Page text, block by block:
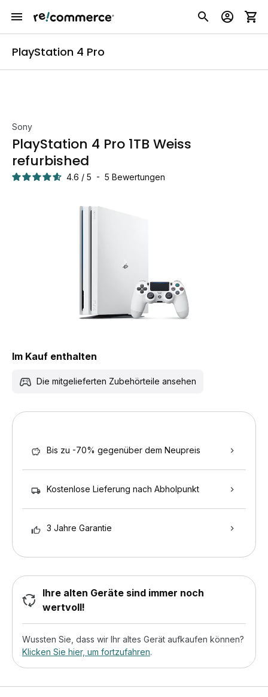
PlayStation 4 Pro
Sony
PlayStation 4 Pro 1TB Weiss
refurbished
4.6 / 5 - 5 Bewertungen
Im Kauf enthalten
Die mitgelieferten Zubehörteile ansehen
Bis zu -70% gegenüber dem Neupreis
Kostenlose Lieferung nach Abholpunkt
3 Jahre Garantie
Ihre alten Geräte sind immer noch
wertvoll!
Wussten Sie, dass wir Ihr altes Gerät aufkaufen können?
Klicken Sie hier, um fortzufahren.